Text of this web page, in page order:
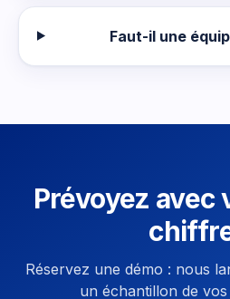
Faut-il une
Prévoyez avec
Réservez une démo : nous
un échantillon de vos